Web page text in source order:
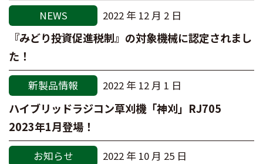
NEWS 2022 年 12 月 2 日
『みどり投資促進税制』の対象機械に認定されまし
た！
新製品情報 2022 年 12 月 1 日
ハイブリッドラジコン草刈機「神刈」RJ705
2023年1月登場！
お知らせ 2022 年 10 月 25 日